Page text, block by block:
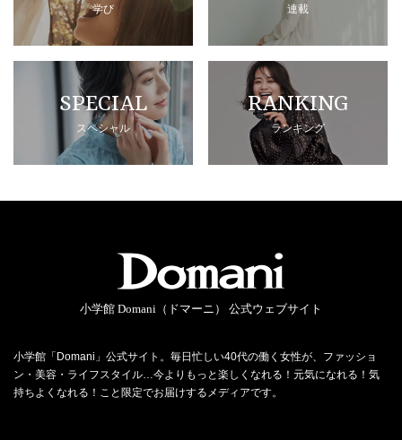
学び 連載
SPECIAL
スペシャル
RANKING
ランキング
小学館 Domani（ドマーニ） 公式ウェブサイト
小学館「Domani」公式サイト。毎日忙しい40代の働く女性が、ファッショ
ン・美容・ライフスタイル…今よりもっと楽しくなれる！元気になれる！気
持ちよくなれる！こと限定でお届けするメディアです。